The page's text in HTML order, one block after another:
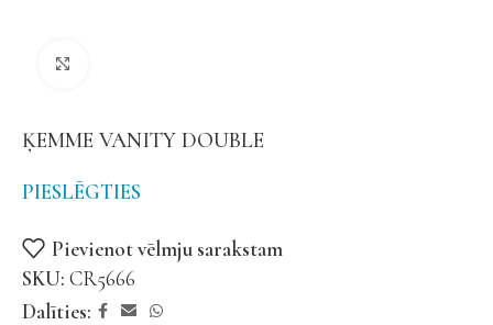
ĶEMME VANITY DOUBLE
PIESLĒGTIES
Pievienot vēlmju sarakstam
SKU: CR5666
Dalīties: